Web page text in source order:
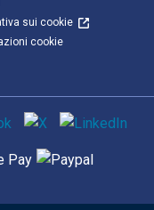
sui cookie
cookie